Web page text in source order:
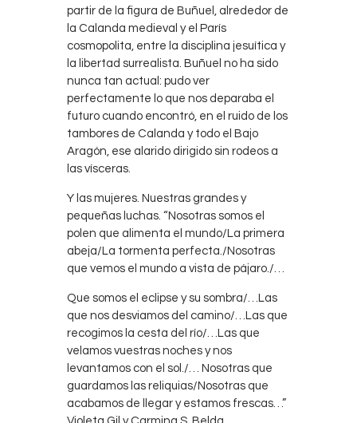
partir de la figura de Buñuel, alrededor de
la Calanda medieval y el París
cosmopolita, entre la disciplina jesuítica y
la libertad surrealista. Buñuel no ha sido
nunca tan actual: pudo ver
perfectamente lo que nos deparaba el
futuro cuando encontró, en el ruido de los
tambores de Calanda y todo el Bajo
Aragón, ese alarido dirigido sin rodeos a
las vísceras.
Y las mujeres. Nuestras grandes y
pequeñas luchas. “Nosotras somos el
polen que alimenta el mundo/La primera
abeja/La tormenta perfecta./Nosotras
que vemos el mundo a vista de pájaro./…
Que somos el eclipse y su sombra/…Las
que nos desviamos del camino/…Las que
recogimos la cesta del río/…Las que
velamos vuestras noches y nos
levantamos con el sol./… Nosotras que
guardamos las reliquias/Nosotras que
acabamos de llegar y estamos frescas…”